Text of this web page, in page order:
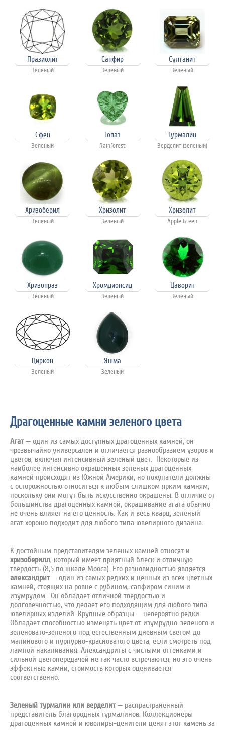
Празиолит
Зеленый
Сапфир
Зеленый
Султанит
Зеленый
Сфен
Зеленый
Топаз
Rainforest
Турмалин
Верделит (зеленый)
Хризоберил
Зеленый
Хризолит
Зеленый
Хризолит
Apple Green
Хризопраз
Зеленый
Хромдиопсид
Зеленый
Цаворит
Зеленый
Циркон
Зеленый
Яшма
Зеленый
Драгоценные камни зеленого цвета
Агат— один из самых доступных драгоценных камней; он
чрезвычайно универсален и отличается разнообразием узоров и
цветов, включая интенсивный зеленый цвет. Некоторые из
наиболее интенсивно окрашенных зеленых драгоценных
камней происходят из Южной Америки, но покупатели должны
с осторожностью относиться к любым слишком ярким камням,
поскольку они могут быть искусственно окрашены. В отличие от
большинства драгоценных камней, окрашивание агата обычно
не очень влияет на его ценность. Как и весь кварц, зеленый
агат хорошо подходит для любого типа ювелирного дизайна.
К достойным представителям зеленых камней относят и
хризоберилл, который имеет приятный блеск и отличную
твердость (8,5 по шкале Мооса). Его разновидностью является
александрит— один из самых редких и ценных из всех цветных
камней, стоящих на ровне с рубином, сапфиром синим и
изумрудом. Он обладает отличной твердостью и
долговечностью, что делает его подходящим для любого типа
ювелирных изделий. Крупные образцы — невероятно редки.
Обладает способностью изменять цвет от изумрудно-зеленого и
зеленовато-зеленого под естественным дневным светом до
малинового и пурпурно-красноватого цвета, если смотреть под
лампой накаливания. Александриты с чистыми оттенками и
сильной цветопередачей не так часто встречаются, но это очень
эффектные камни, стоимость которых оценивается
соответственно.
Зеленый турмалин или верделит— распрастраненный
представитель благородных турмалинов. Коллекционеры
драгоценных камней и ювелиры-ценители ценят этот камень за